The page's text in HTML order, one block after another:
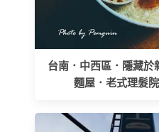
台南．中西區．隱藏於
麵屋．老式理髮